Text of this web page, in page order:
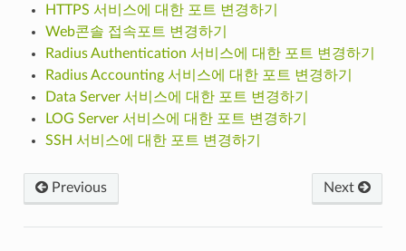
HTTPS 서비스에 대한 포트 변경하기
Web콘솔 접속포트 변경하기
Radius Authentication 서비스에 대한 포트 변경하기
Radius Accounting 서비스에 대한 포트 변경하기
Data Server 서비스에 대한 포트 변경하기
LOG Server 서비스에 대한 포트 변경하기
SSH 서비스에 대한 포트 변경하기
Previous Next